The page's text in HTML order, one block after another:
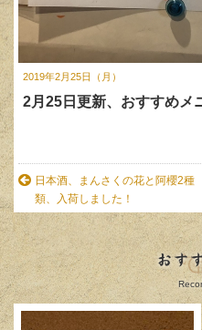
2019年2月25日（月）
2月25日更新、おすすめメ
日本酒、まんさくの花と阿櫻2種
類、入荷しました！
おす